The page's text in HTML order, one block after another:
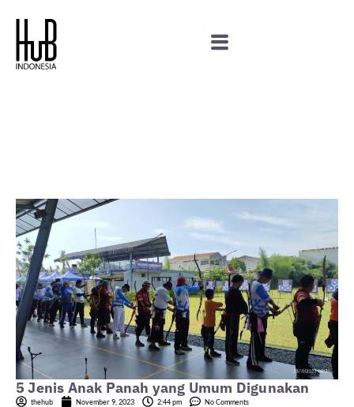
5 Jenis Anak Panah yang Umum Digunakan
thehub November 9, 2023 2:44 pm No Comments